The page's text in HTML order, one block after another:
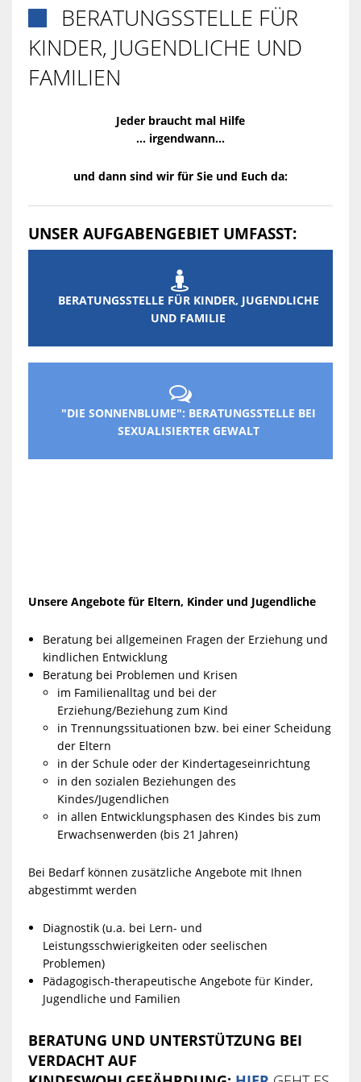
BERATUNGSSTELLE FÜR
KINDER, JUGENDLICHE UND
FAMILIEN
Jeder braucht mal Hilfe
... irgendwann...
und dann sind wir für Sie und Euch da:
UNSER AUFGABENGEBIET UMFASST:

BERATUNGSSTELLE FÜR KINDER, JUGENDLICHE
UND FAMILIE

"DIE SONNENBLUME": BERATUNGSSTELLE BEI
SEXUALISIERTER GEWALT
Unsere Angebote für Eltern, Kinder und Jugendliche
Beratung bei allgemeinen Fragen der Erziehung und
kindlichen Entwicklung
Beratung bei Problemen und Krisen
im Familienalltag und bei der
Erziehung/Beziehung zum Kind
in Trennungssituationen bzw. bei einer Scheidung
der Eltern
in der Schule oder der Kindertageseinrichtung
in den sozialen Beziehungen des
Kindes/Jugendlichen
in allen Entwicklungsphasen des Kindes bis zum
Erwachsenwerden (bis 21 Jahren)
Bei Bedarf können zusätzliche Angebote mit Ihnen
abgestimmt werden
Diagnostik (u.a. bei Lern- und
Leistungsschwierigkeiten oder seelischen
Problemen)
Pädagogisch-therapeutische Angebote für Kinder,
Jugendliche und Familien
BERATUNG UND UNTERSTÜTZUNG BEI
VERDACHT AUF